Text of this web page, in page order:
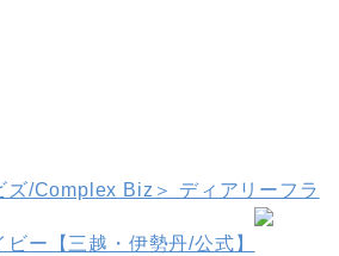
ズ/Complex Biz＞ ディアリーフラ
ー【三越・伊勢丹/公式】